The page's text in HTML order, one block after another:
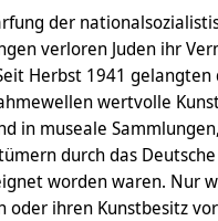
der
verloren Juden ihr
Herbst 1941 gelangten
wertvolle
in museale
durch das Deutsche
worden waren. Nur
oder ihren Kunstbesitz